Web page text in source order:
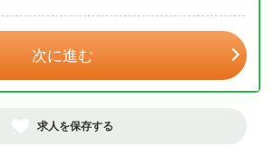
次に進む
求人を保存する